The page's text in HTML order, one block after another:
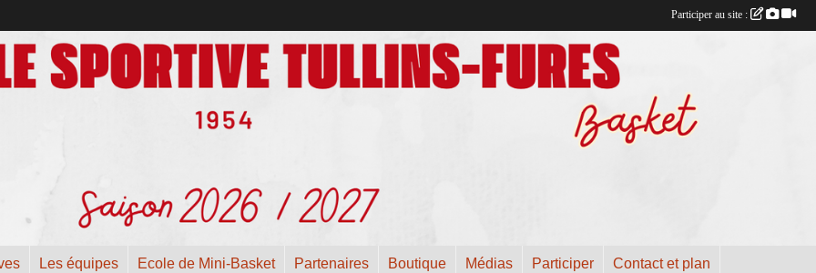
Les équipes Ecole de Mini-Basket Partenaires Boutique Médias Participer Contact et plan
Participer au site :